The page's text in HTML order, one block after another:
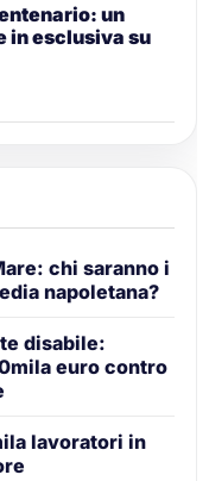
un
in esclusiva su
chi saranno i
napoletana?
disabile:
euro contro
lavoratori in